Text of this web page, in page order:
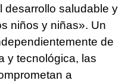
desarrollo saludable y
niños y niñas». Un
de
y tecnológica, las
a